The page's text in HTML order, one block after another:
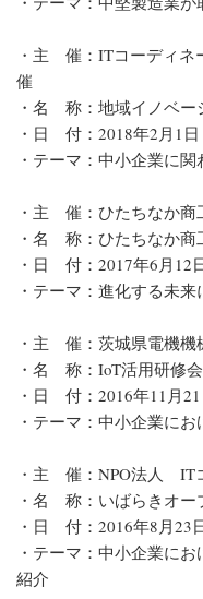
・主 催：ITコーディ
催
・名 称：地域イノベー
・日 付：2018年2月1日
・テーマ：中小企業に関
・主 催：ひたちなか商
・名 称：ひたちなか商
・日 付：2017年6月12
・テーマ：進化する未
・主 催：茨城県電機機
・名 称：IoT活用研修会
・日 付：2016年11月21
・テーマ：中小企業に
・主 催：NPO法人 IT
・名 称：いばらきオー
・日 付：2016年8月23
・テーマ：中小企業に
紹介